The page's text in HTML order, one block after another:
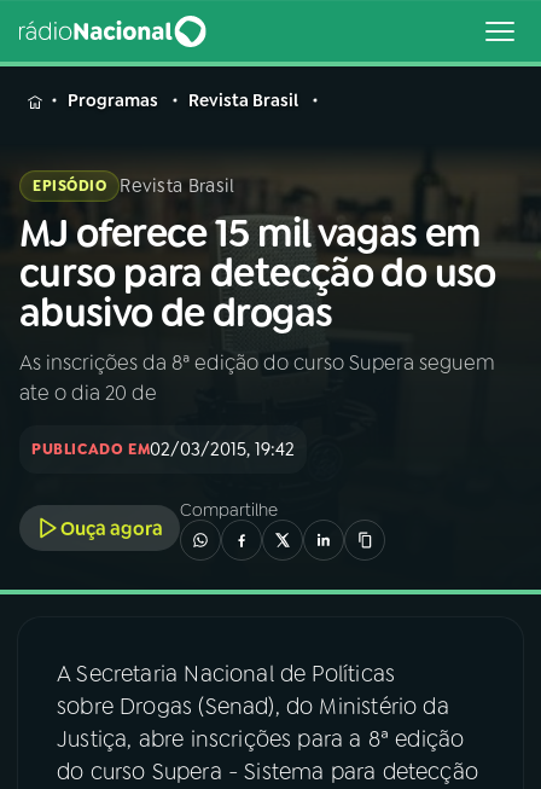
MENU
Buscar
na
Rádio
Nacional
Buscar
AO VIVO
INÍCIO
A RÁDIO
03PROGRAMAÇÃO
04PROGRAMAS
PODCASTS
Programas Revista Brasil
EPISÓDIO Revista Brasil
MJ oferece 15 mil vagas em
curso para detecção do uso
abusivo de drogas
As inscrições da 8ª edição do curso Supera seguem
ate o dia 20 de
PUBLICADO EM02/03/2015, 19:42
Ouça agora
Compartilhe
A Secretaria Nacional de Políticas
sobre Drogas (Senad), do Ministério da
Justiça, abre inscrições para a 8ª edição
do curso Supera - Sistema para detecção